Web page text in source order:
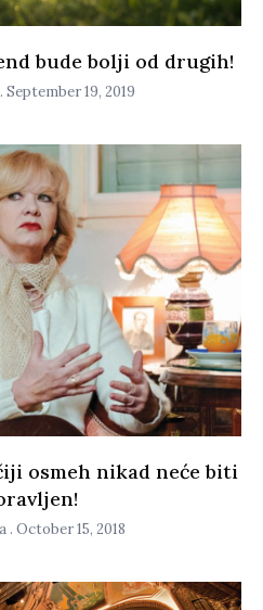
bude bolji od drugih!
September 19, 2019
osmeh nikad neće biti
October 15, 2018